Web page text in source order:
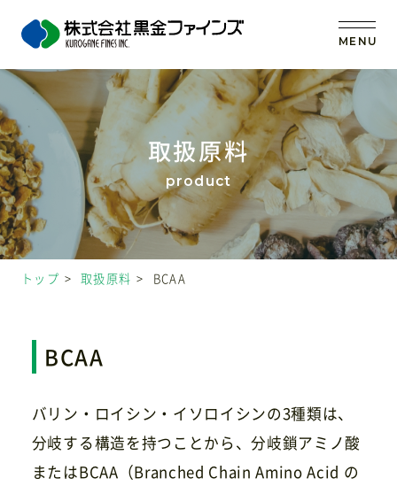
MENU
トップ
当社の強み
事業内容
取扱原料
お問い合わせ
取扱原料
トップ 取扱原料 BCAA
BCAA
バリン・ロイシン・イソロイシンの3種類は、
分岐する構造を持つことから、分岐鎖アミノ酸
またはBCAA（Branched Chain Amino Acid の